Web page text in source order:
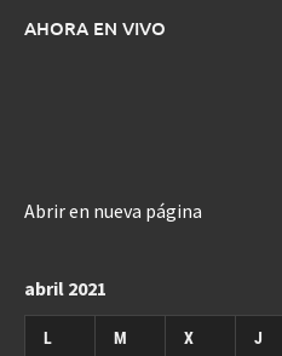
AHORA EN VIVO
Abrir en nueva página
abril 2021
L M X J